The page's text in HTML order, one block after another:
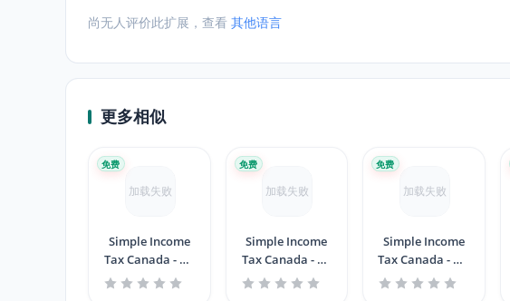
尚无人评价此扩展，查看 其他语言
更多相似
加载失败
Simple Income
Tax Canada - NS
- 2018
免费
加载失败
Simple Income
Tax Canada - PE
- 2018
免费
加载失败
Simple Income
Tax Canada - NB
- 2018
免费